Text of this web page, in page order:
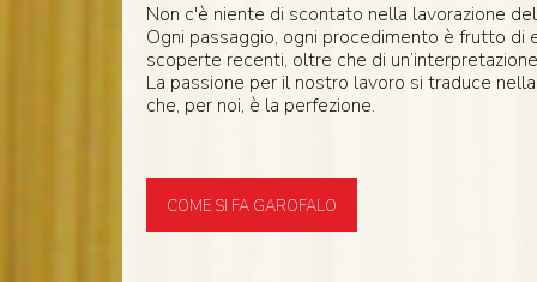
Non c'è niente di scontato nella lavorazione
Ogni passaggio, ogni procedimento è frutto di
scoperte recenti, oltre che di
La passione per il nostro lavoro si traduce
che, per noi, è la perfezione.
COME SI FA GAROFALO